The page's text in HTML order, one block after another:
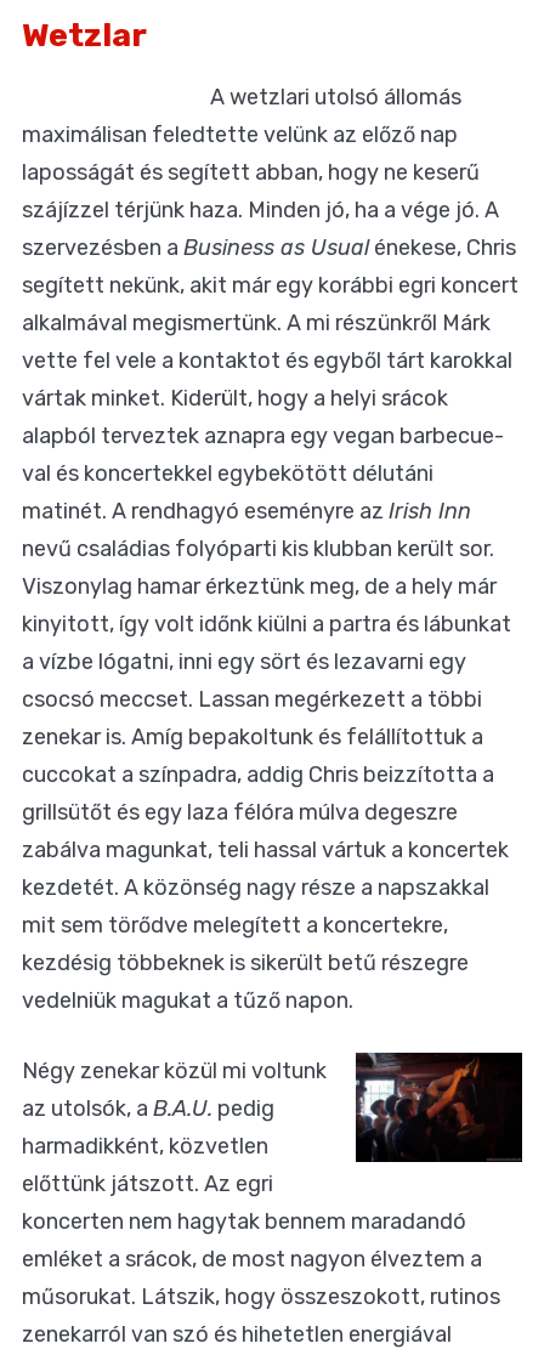
Wetzlar
A wetzlari utolsó állomás
maximálisan feledtette velünk az előző nap
laposságát és segített abban, hogy ne keserű
szájízzel térjünk haza. Minden jó, ha a vége jó. A
szervezésben a Business as Usualénekese, Chris
segített nekünk, akit már egy korábbi egri koncert
alkalmával megismertünk. A mi részünkről Márk
vette fel vele a kontaktot és egyből tárt karokkal
vártak minket. Kiderült, hogy a helyi srácok
alapból terveztek aznapra egy vegan barbecue-
val és koncertekkel egybekötött délutáni
matinét. A rendhagyó eseményre az Irish Inn
nevű családias folyóparti kis klubban került sor.
Viszonylag hamar érkeztünk meg, de a hely már
kinyitott, így volt időnk kiülni a partra és lábunkat
a vízbe lógatni, inni egy sört és lezavarni egy
csocsó meccset. Lassan megérkezett a többi
zenekar is. Amíg bepakoltunk és felállítottuk a
cuccokat a színpadra, addig Chris beizzította a
grillsütőt és egy laza félóra múlva degeszre
zabálva magunkat, teli hassal vártuk a koncertek
kezdetét. A közönség nagy része a napszakkal
mit sem törődve melegített a koncertekre,
kezdésig többeknek is sikerült betű részegre
vedelniük magukat a tűző napon.
Négy zenekar közül mi voltunk
az utolsók, a B.A.U. pedig
harmadikként, közvetlen
előttünk játszott. Az egri
koncerten nem hagytak bennem maradandó
emléket a srácok, de most nagyon élveztem a
műsorukat. Látszik, hogy összeszokott, rutinos
zenekarról van szó és hihetetlen energiával